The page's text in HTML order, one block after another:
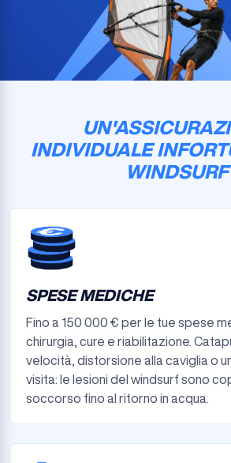
INDIVIDUALE
WINDSURF
SPESE MEDICHE
Fino a 150 000 € per le tue spese
chirurgia, cure e riabilitazione.
velocità, distorsione alla caviglia o
visita: le lesioni del windsurf sono
soccorso fino al ritorno in acqua.